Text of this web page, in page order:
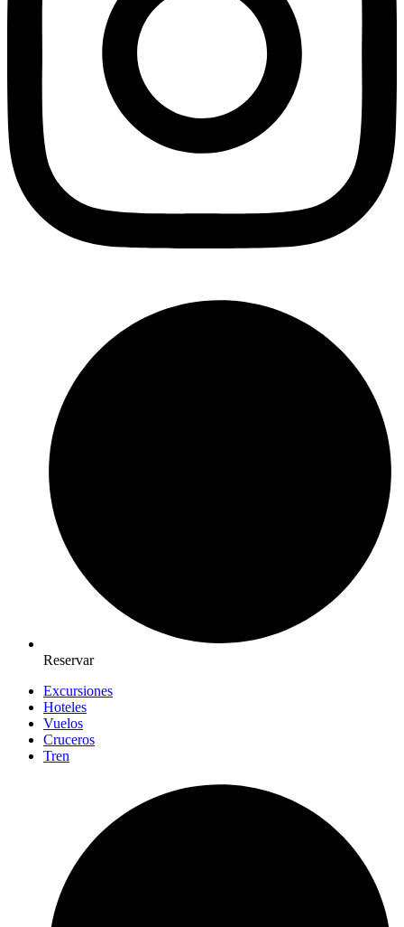
Reservar
Excursiones
Hoteles
Vuelos
Cruceros
Tren